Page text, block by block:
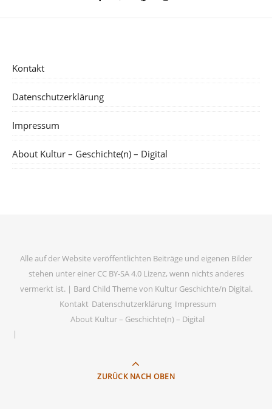
Kontakt
Datenschutzerklärung
Impressum
About Kultur – Geschichte(n) – Digital
Alle auf der Website veröffentlichten Beiträge und eigenen Bilder
stehen unter einer CC BY-SA 4.0 Lizenz, wenn nichts anderes
vermerkt ist. | Bard Child Theme von Kultur Geschichte/n Digital.
Kontakt Datenschutzerklärung Impressum
About Kultur – Geschichte(n) – Digital
ZURÜCK NACH OBEN